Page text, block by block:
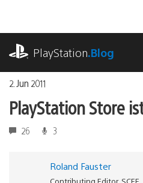
springen
PlayStation.Blog
2. Jun 2011
PlayStation Store
26 3
Roland Fauster
Contributing Editor, SCEE